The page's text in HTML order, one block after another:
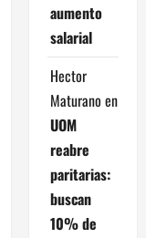
aumento
salarial
Hector
Maturano en
UOM
reabre
paritarias:
buscan
10% de